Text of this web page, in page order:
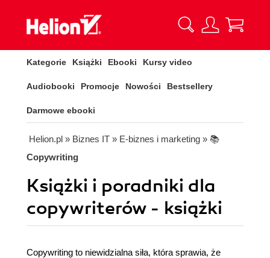
Kategorie Książki Ebooki Kursy video
Audiobooki Promocje Nowości Bestsellery
Darmowe ebooki
Helion.pl » Biznes IT » E-biznes i marketing » 📚
Copywriting
Książki i poradniki dla
copywriterów - książki
Copywriting to niewidzialna siła, która sprawia, że